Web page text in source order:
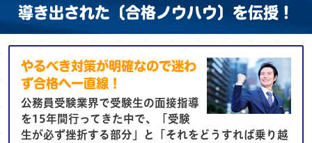
導き出された〔合格ノウハウ〕を伝授！
やるべき対策が明確なので迷わ
ず合格へ一直線！
公務員受験業界で受験生の面接指導
を15年間行ってきた中で、「受験
生が必ず挫折する部分」と「それをどうすれば乗り越